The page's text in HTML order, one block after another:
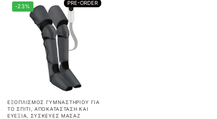
PRE-ORDER
-23% PRE-ORDER
ΕΞΟΠΛΙΣΜΌΣ ΓΥΜΝΑΣΤΗΡΊΟΥ ΓΙΑ
ΤΟ ΣΠΊΤΙ ,ΑΠΟΚΑΤΆΣΤΑΣΗ ΚΑΙ
ΕΥΕΞΊΑ, ΣΥΣΚΕΥΈΣ ΜΑΣΆΖ